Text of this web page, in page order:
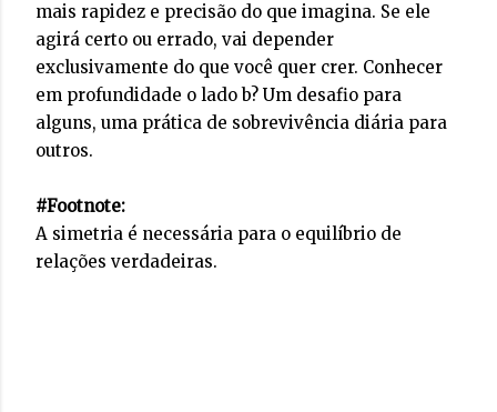
mais rapidez e precisão do que imagina. Se ele
agirá certo ou errado, vai depender
exclusivamente do que você quer crer. Conhecer
em profundidade o lado b? Um desafio para
alguns, uma prática de sobrevivência diária para
outros.
#Footnote:
A simetria é necessária para o equilíbrio de
relações verdadeiras.